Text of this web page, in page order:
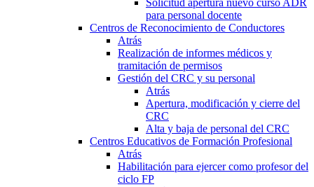
Solicitud apertura nuevo curso ADR
para personal docente
Centros de Reconocimiento de Conductores
Atrás
Realización de informes médicos y
tramitación de permisos
Gestión del CRC y su personal
Atrás
Apertura, modificación y cierre del
CRC
Alta y baja de personal del CRC
Centros Educativos de Formación Profesional
Atrás
Habilitación para ejercer como profesor del
ciclo FP